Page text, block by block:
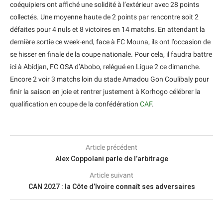
coéquipiers ont affiché une solidité à l’extérieur avec 28 points
collectés. Une moyenne haute de 2 points par rencontre soit 2
défaites pour 4 nuls et 8 victoires en 14 matchs. En attendant la
dernière sortie ce week-end, face à FC Mouna, ils ont l’occasion de
se hisser en finale de la coupe nationale. Pour cela, il faudra battre
ici à Abidjan, FC OSA d’Abobo, relégué en Ligue 2 ce dimanche.
Encore 2 voir 3 matchs loin du stade Amadou Gon Coulibaly pour
finir la saison en joie et rentrer justement à Korhogo célébrer la
qualification en coupe de la confédération CAF.
Article précédent
Alex Coppolani parle de l’arbitrage
Article suivant
CAN 2027 : la Côte d’Ivoire connaît ses adversaires